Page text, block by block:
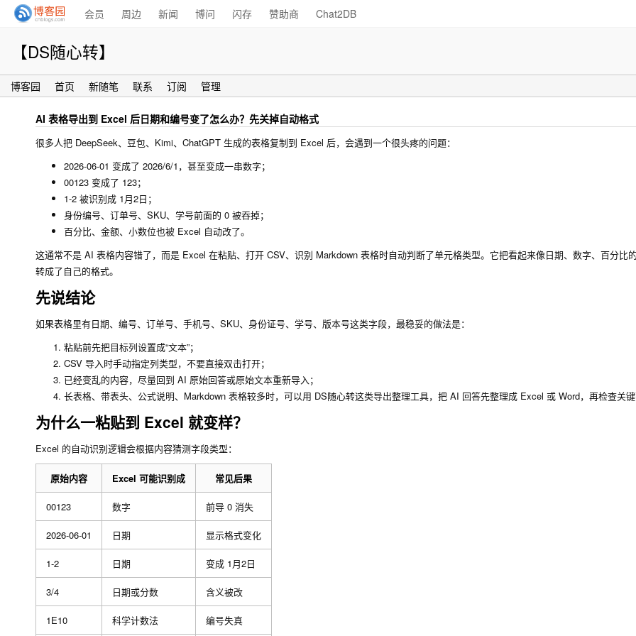
会员 周边 新闻 博问 闪存 赞助商 Chat2DB
【DS随心转】
博客园 首页 新随笔 联系 订阅 管理
AI 表格导出到 Excel 后日期和编号变了怎么办？先关掉自动格式
很多人把 DeepSeek、豆包、Kimi、ChatGPT 生成的表格复制到 Excel 后，会遇到一个很头疼的问题：
2026-06-01 变成了 2026/6/1 ，甚至变成一串数字；
00123 变成了 123；
1-2 被识别成 1月2日 ；
身份编号、订单号、SKU、学号前面的 0 被吞掉；
百分比、金额、小数位也被 Excel 自动改了。
这通常不是 AI 表格内容错了，而是 Excel 在粘贴、打开 CSV、识别 Markdown 表格时自动判断了单元格类型。它把看起来像日期、数字、百分比
转成了自己的格式。
先说结论
如果表格里有日期、编号、订单号、手机号、SKU、身份证号、学号、版本号这类字段，最稳妥的做法是：
粘贴前先把目标列设置成“文本”；
CSV 导入时手动指定列类型，不要直接双击打开；
已经变乱的内容，尽量回到 AI 原始回答或原始文本重新导入；
长表格、带表头、公式说明、Markdown 表格较多时，可以用 DS随心转这类导出整理工具，把 AI 回答先整理成 Excel 或 Word，再检查关
为什么一粘贴到 Excel 就变样？
Excel 的自动识别逻辑会根据内容猜测字段类型：
原始内容 Excel 可能识别成 常见后果
00123 数字 前导 0 消失
2026-06-01 日期 显示格式变化
1-2 日期 变成 1月2日
3/4 日期或分数 含义被改
1E10 科学计数法 编号失真